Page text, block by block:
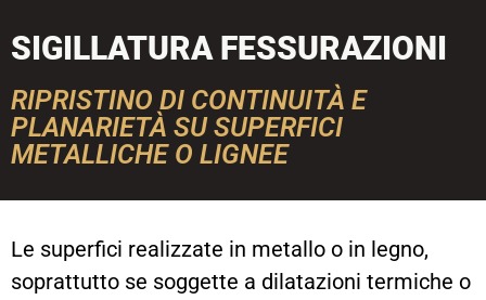
SIGILLATURA FESSURAZIONI
RIPRISTINO DI CONTINUITÀ E
PLANARIETÀ SU SUPERFICI
METALLICHE O LIGNEE
Le superfici realizzate in metallo o in legno,
soprattutto se soggette a dilatazioni termiche o